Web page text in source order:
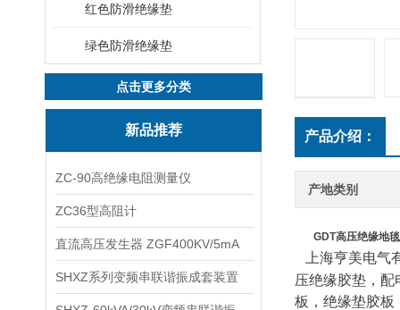
红色防滑绝缘垫
绿色防滑绝缘垫
点击更多分类
新品推荐
ZC-90高绝缘电阻测量仪
ZC36型高阻计
直流高压发生器 ZGF400KV/5mA
SHXZ系列变频串联谐振成套装置
产品介绍：
产地类别
GDT高压绝缘地毯
上海亨美电
压绝缘胶垫，
板，绝缘垫胶板